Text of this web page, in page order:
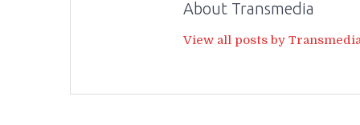
About Transmedia
View all posts by